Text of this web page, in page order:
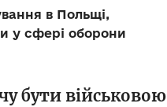
в Польщі,
у сфері оборони
бути військовою